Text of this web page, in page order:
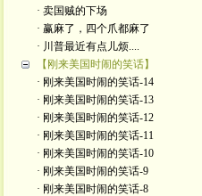
· 卖国贼的下场
· 赢麻了，四个爪都麻了
· 川普最近有点儿烦....
【刚来美国时闹的笑话】
· 刚来美国时闹的笑话-14
· 刚来美国时闹的笑话-13
· 刚来美国时闹的笑话-12
· 刚来美国时闹的笑话-11
· 刚来美国时闹的笑话-10
· 刚来美国时闹的笑话-9
· 刚来美国时闹的笑话-8